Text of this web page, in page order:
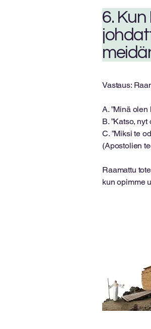
6.
Vastaus:
A. ”Minä
B. ”Katso,
C. ”Miksi te
(Apostolien
Raamattu
kun opimme